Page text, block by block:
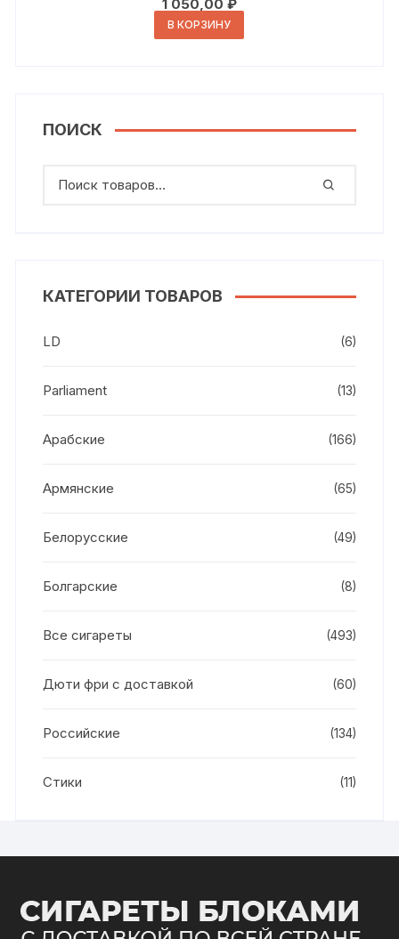
1 050,00 ₽
В КОРЗИНУ
ПОИСК
КАТЕГОРИИ ТОВАРОВ
LD (6)
Parliament (13)
Арабские (166)
Армянские (65)
Белорусские (49)
Болгарские (8)
Все сигареты (493)
Дюти фри с доставкой (60)
Российские (134)
Стики (11)